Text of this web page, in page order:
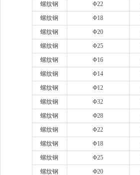
螺纹钢
Φ22
螺纹钢
Φ18
螺纹钢
Φ20
螺纹钢
Φ25
螺纹钢
Φ16
螺纹钢
Φ14
螺纹钢
Ф12
螺纹钢
Φ32
螺纹钢
Ф28
螺纹钢
Φ22
螺纹钢
Φ18
螺纹钢
Φ25
螺纹钢
Ф20